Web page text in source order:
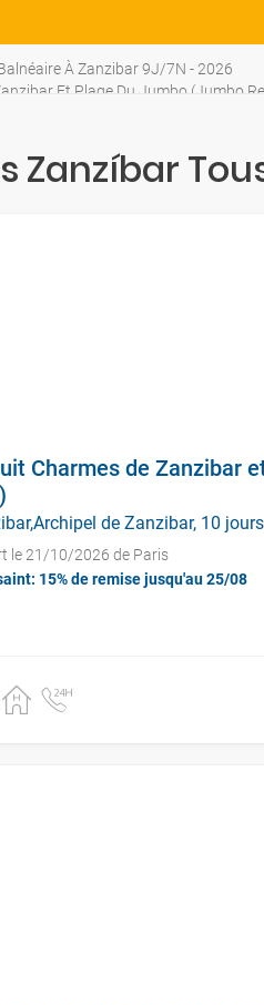
À Zanzibar 9J/7N - 2026
Et Plage Du Jumbo (Jumbo
Zanzíbar
Charmes de Zanzibar
de Zanzibar, 10 jours
le 21/10/2026 de Paris
15% de remise jusqu'au 25/08